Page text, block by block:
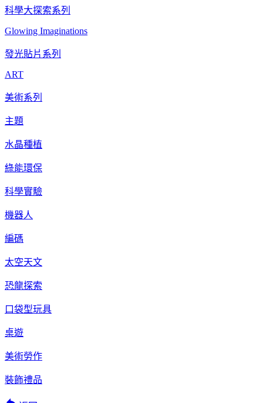
科學大探索系列
Glowing Imaginations
發光貼片系列
ART
美術系列
主題
水晶種植
綠能環保
科學實驗
機器人
編碼
太空天文
恐龍探索
口袋型玩具
桌遊
美術勞作
裝飾禮品